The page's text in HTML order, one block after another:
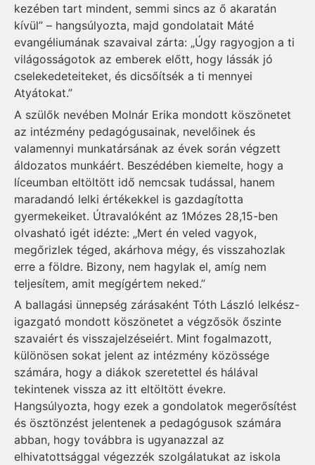
kezében tart mindent, semmi sincs az ő akaratán
kívül” – hangsúlyozta, majd gondolatait Máté
evangéliumának szavaival zárta: „Úgy ragyogjon a ti
világosságotok az emberek előtt, hogy lássák jó
cselekedeteiteket, és dicsőítsék a ti mennyei
Atyátokat.”
A szülők nevében Molnár Erika mondott köszönetet
az intézmény pedagógusainak, nevelőinek és
valamennyi munkatársának az évek során végzett
áldozatos munkáért. Beszédében kiemelte, hogy a
líceumban eltöltött idő nemcsak tudással, hanem
maradandó lelki értékekkel is gazdagította
gyermekeiket. Útravalóként az 1Mózes 28,15-ben
olvasható igét idézte: „Mert én veled vagyok,
megőrizlek téged, akárhova mégy, és visszahozlak
erre a földre. Bizony, nem hagylak el, amíg nem
teljesítem, amit megígértem neked.”
A ballagási ünnepség zárásaként Tóth László lelkész-
igazgató mondott köszönetet a végzősök őszinte
szavaiért és visszajelzéseiért. Mint fogalmazott,
különösen sokat jelent az intézmény közössége
számára, hogy a diákok szeretettel és hálával
tekintenek vissza az itt eltöltött évekre.
Hangsúlyozta, hogy ezek a gondolatok megerősítést
és ösztönzést jelentenek a pedagógusok számára
abban, hogy továbbra is ugyanazzal az
elhivatottsággal végezzék szolgálatukat az iskola